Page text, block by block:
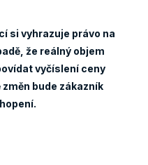
si vyhrazuje právo na
že reálný objem
vyčíslení ceny
bude zákazník